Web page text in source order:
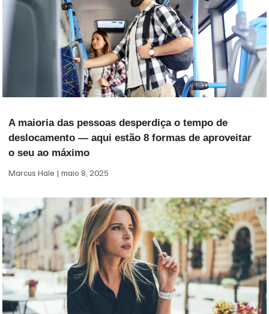
A maioria das pessoas desperdiça o tempo de
deslocamento — aqui estão 8 formas de aproveitar
o seu ao máximo
Marcus Hale maio 8, 2025